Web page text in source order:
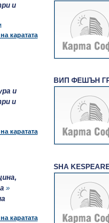
и
каратата
и
и
каратата
ВИП ФЕШЪН
»
каратата
SHA